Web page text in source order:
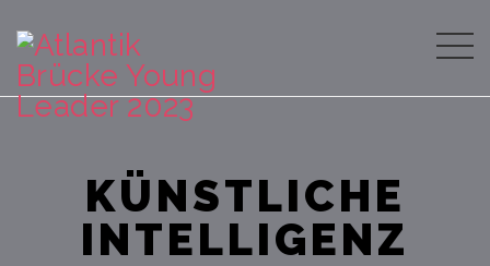
KÜNSTLICHE
INTELLIGENZ